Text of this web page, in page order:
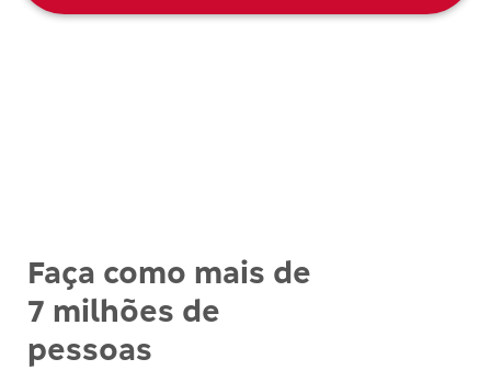
Faça como mais de
7 milhões de
pessoas